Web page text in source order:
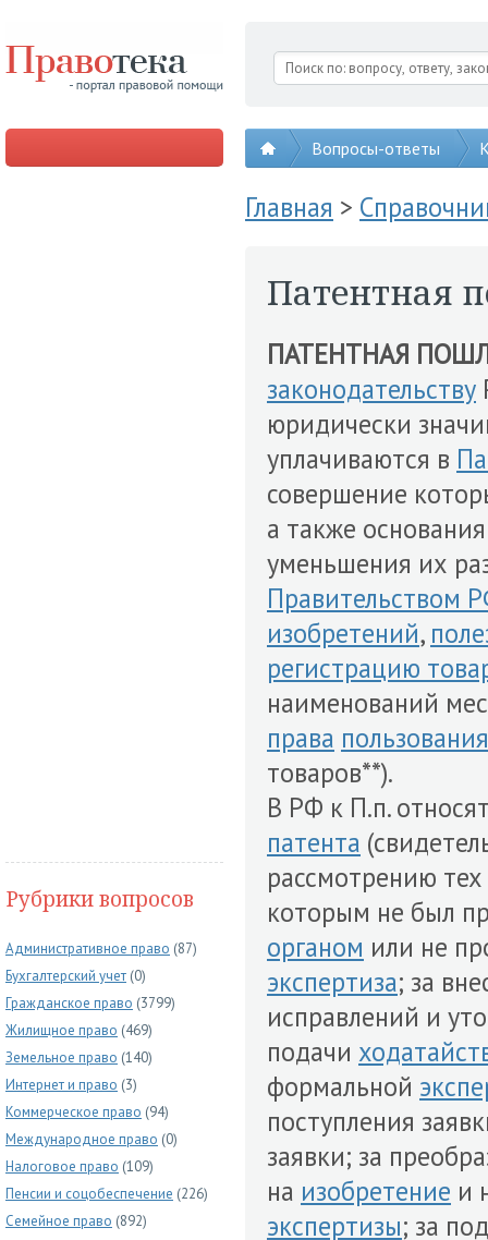
Вопросы-ответы
Рубрики вопросов
Административное право (87)
Бухгалтерский учет (0)
Гражданское право (3799)
Жилищное право (469)
Земельное право (140)
Интернет и право (3)
Коммерческое право (94)
Международное право (0)
Налоговое право (109)
Пенсии и соцобеспечение (226)
Семейное право (892)
Главная >
Патентная
ПАТЕНТНАЯ
законодательству
юридически
уплачиваются в
совершение
а также
уменьшения их
Правительством
изобретений,
регистрацию
наименований
права пользования
товаров**).
В РФ к П.п.
патента
рассмотрению
которым не был
органом или не
экспертиза; за
исправлений и
подачи
формальной
поступления
заявки; за
на изобретение и
экспертизы; за